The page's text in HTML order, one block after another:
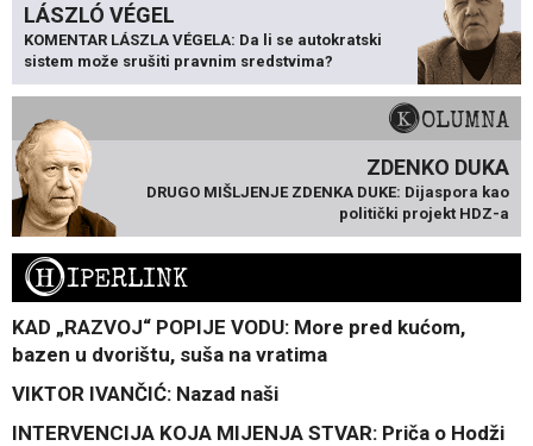
LÁSZLÓ VÉGEL
KOMENTAR LÁSZLA VÉGELA: Da li se autokratski
sistem može srušiti pravnim sredstvima?
KOLUMNA
ZDENKO DUKA
DRUGO MIŠLJENJE ZDENKA DUKE: Dijaspora kao
politički projekt HDZ-a
HIPERLINK
KAD „RAZVOJ“ POPIJE VODU: More pred kućom,
bazen u dvorištu, suša na vratima
VIKTOR IVANČIĆ: Nazad naši
INTERVENCIJA KOJA MIJENJA STVAR: Priča o Hodži